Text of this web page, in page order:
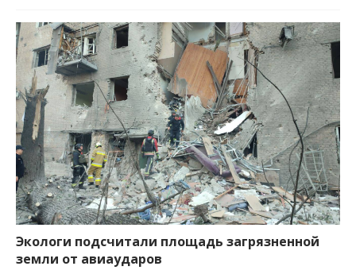
Экологи подсчитали площадь загрязненной
земли от авиаударов